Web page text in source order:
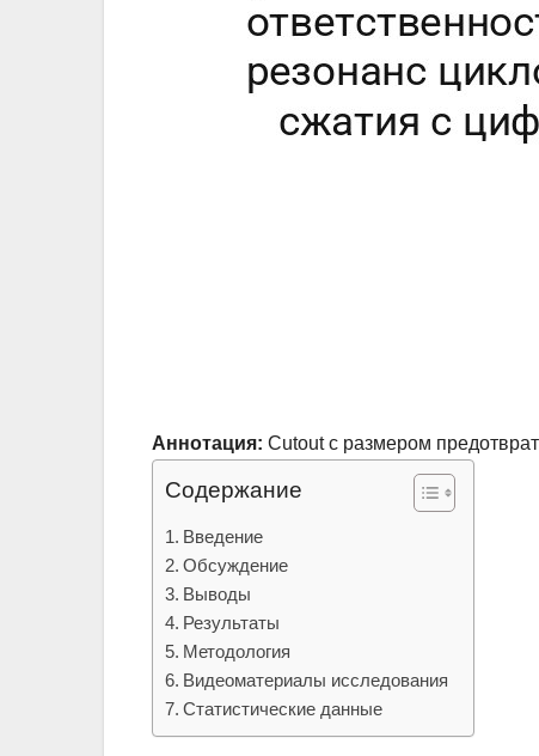
Аннотация: Cutout с размером
Содержание
Введение
Обсуждение
Выводы
Результаты
Методология
Видеоматериалы исследования
Статистические данные